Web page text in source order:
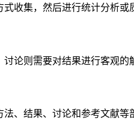
收集，然后进行统计分析或
论则需要对结果进行客观的
、结果、讨论和参考文献等